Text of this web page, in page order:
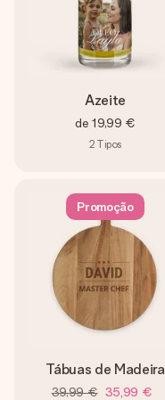
Azeite
de 19,99 €
2 Tipos
Promoção
Tábuas de Madeira
39,99 € 35,99 €